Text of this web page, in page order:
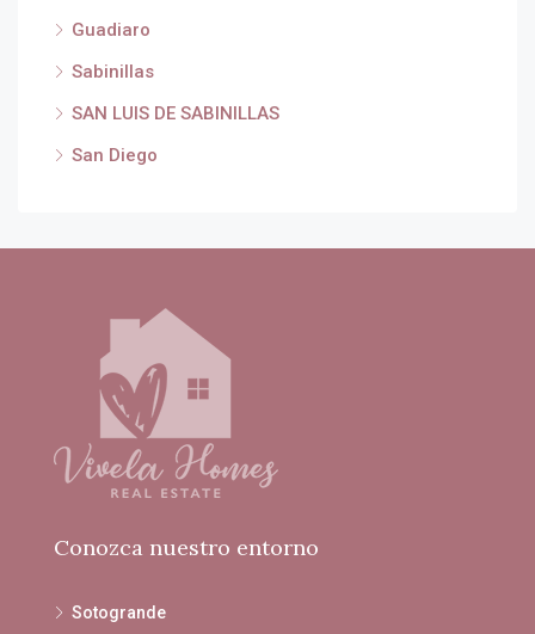
Guadiaro
Sabinillas
SAN LUIS DE SABINILLAS
San Diego
Conozca nuestro entorno
Sotogrande